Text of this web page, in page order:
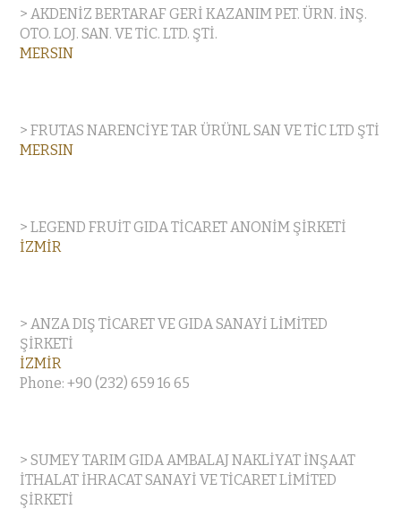
> AKDENİZ BERTARAF GERİ KAZANIM PET. ÜRN. İNŞ.
OTO. LOJ. SAN. VE TİC. LTD. ŞTİ.
MERSIN
> FRUTAS NARENCİYE TAR ÜRÜNL SAN VE TİC LTD ŞTİ
MERSIN
> LEGEND FRUİT GIDA TİCARET ANONİM ŞİRKETİ
İZMİR
> ANZA DIŞ TİCARET VE GIDA SANAYİ LİMİTED
ŞİRKETİ
İZMİR
Phone: +90 (232) 659 16 65
> SUMEY TARIM GIDA AMBALAJ NAKLİYAT İNŞAAT
İTHALAT İHRACAT SANAYİ VE TİCARET LİMİTED
ŞİRKETİ